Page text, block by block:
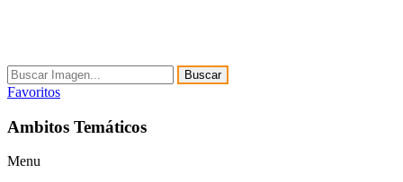
Buscar
Favoritos
Ambitos Temáticos
Menu